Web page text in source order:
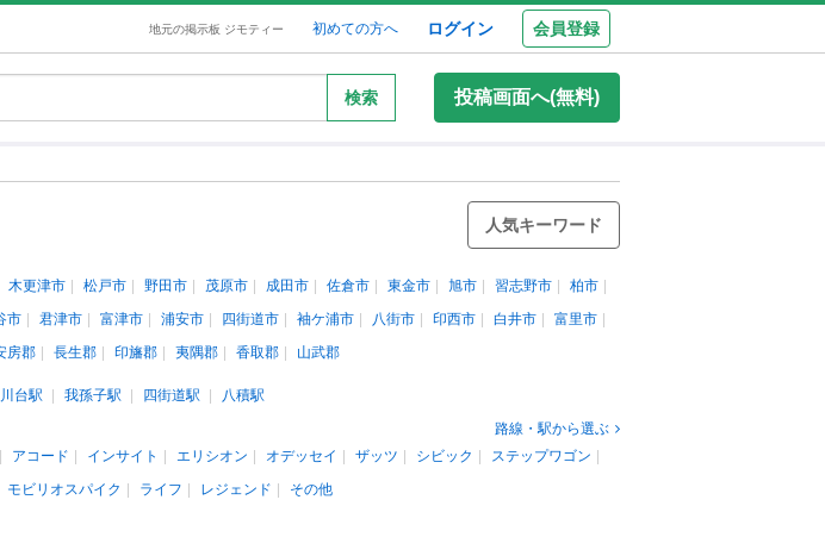
地元の掲示板 ジモティー 初めての方へ ログイン 会員登録
検索 投稿画面へ(無料)
人気キーワード
木更津市 松戸市 野田市 茂原市 成田市 佐倉市 東金市 旭市 習志野市
柏市
市 君津市 富津市 浦安市 四街道市 袖ケ浦市 八街市 印西市 白井市
富里市
房郡 長生郡 印旛郡 夷隅郡 香取郡 山武郡
台駅 我孫子駅 四街道駅
八積駅
路線・駅から選ぶ
アコード インサイト エリシオン オデッセイ ザッツ シビック
ステップワゴン
モビリオスパイク ライフ レジェンド その他